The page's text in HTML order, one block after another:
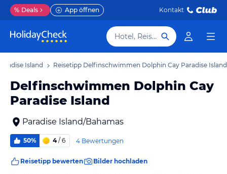
% Deals App öffnen Kontakt
Hotel, Reiseziel
Island Reisetipp Delfinschwimmen Dolphin Cay Paradise Island
Delfinschwimmen Dolphin Cay
Paradise Island
Paradise Island/Bahamas
50% 4/ 6 4 Bewertungen
Reisetipp bewerten Bilder hochladen